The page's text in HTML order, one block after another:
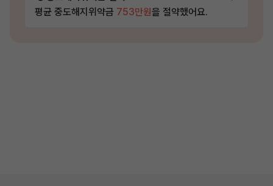
평균 중도해지위약금 753만원을 절약했어요.